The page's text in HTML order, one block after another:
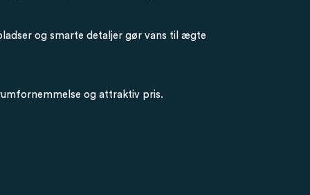
og smarte detaljer gør vans til ægte
og attraktiv pris.